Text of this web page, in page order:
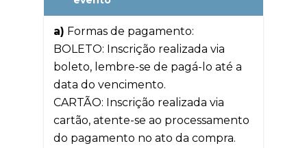
a) Formas de pagamento:
BOLETO: Inscrição realizada via
boleto, lembre-se de pagá-lo até a
data do vencimento.
CARTÃO: Inscrição realizada via
cartão, atente-se ao processamento
do pagamento no ato da compra.